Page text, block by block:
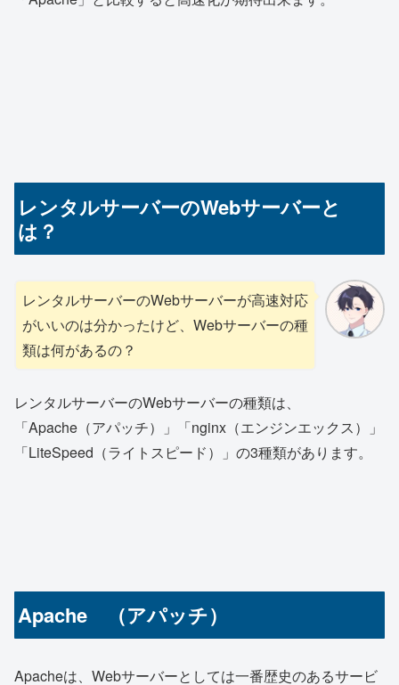
レンタルサーバーのWebサーバーと
は？
レンタルサーバーのWebサーバーが高速対応
がいいのは分かったけど、Webサーバーの種
類は何があるの？
レンタルサーバーのWebサーバーの種類は、
「Apache（アパッチ）」「nginx（エンジンエックス）」
「LiteSpeed（ライトスピード）」の3種類があります。
Apache （アパッチ）
Apacheは、Webサーバーとしては一番歴史のあるサービ